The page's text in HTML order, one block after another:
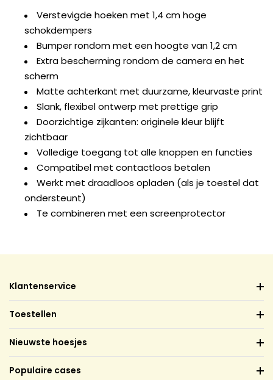
Verstevigde hoeken met 1,4 cm hoge
schokdempers
Bumper rondom met een hoogte van 1,2 cm
Extra bescherming rondom de camera en het
scherm
Matte achterkant met duurzame, kleurvaste print
Slank, flexibel ontwerp met prettige grip
Doorzichtige zijkanten: originele kleur blijft
zichtbaar
Volledige toegang tot alle knoppen en functies
Compatibel met contactloos betalen
Werkt met draadloos opladen (als je toestel dat
ondersteunt)
Te combineren met een screenprotector
Klantenservice
Toestellen
Nieuwste hoesjes
Populaire cases